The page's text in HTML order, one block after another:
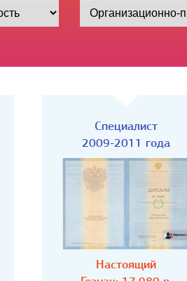
Специалист
2009-2011 года
Настоящий